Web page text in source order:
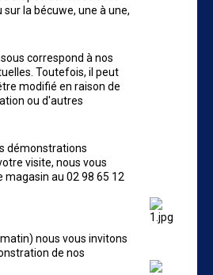
la bécuwe, une à une,
correspond à nos
Toutefois, il peut
modifié en raison de
ou d'autres
démonstrations
visite, nous vous
magasin au 02 98 65 12
nous vous invitons
de nos